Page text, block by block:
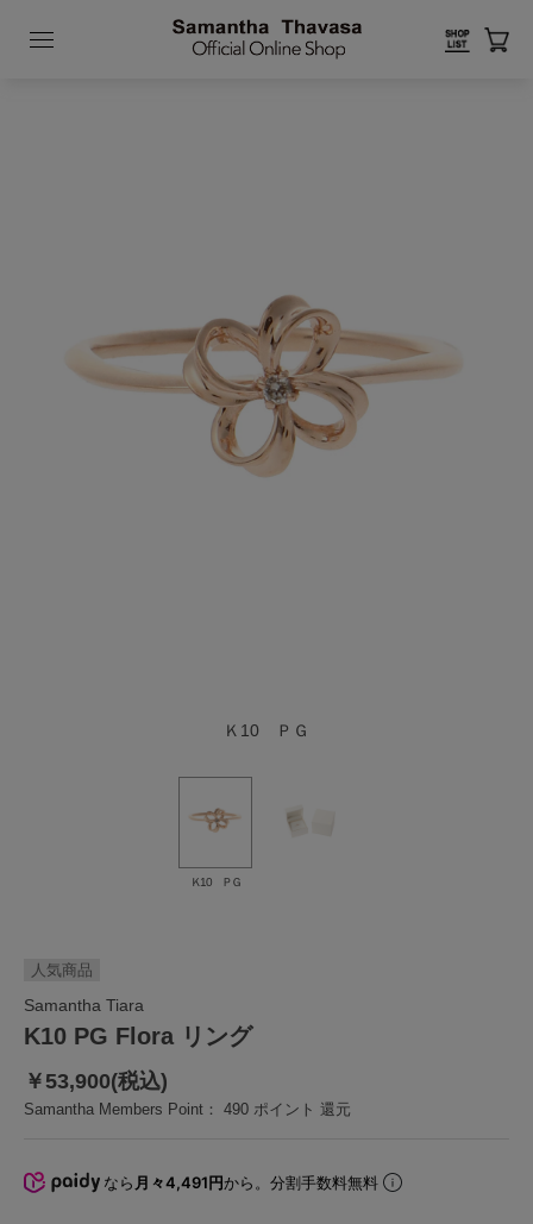
Ｋ10 ＰＧ
Ｋ10 ＰＧ
Samantha Tiara
K10 PG Flora リング
人気商品
￥53,900(税込)
Samantha Members Point： 490 ポイント 還元
なら 月々4,491円から。分割手数料無料